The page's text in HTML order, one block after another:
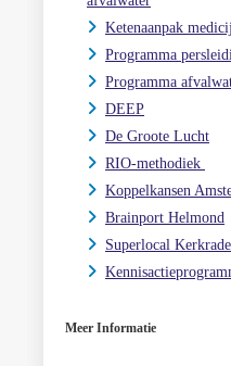
Ketenaanpak
Programma
Programma
DEEP
De Groote Lucht
RIO-methodiek
Koppelkansen
Brainport Helmond
Superlocal Kerkrade
Meer Informatie